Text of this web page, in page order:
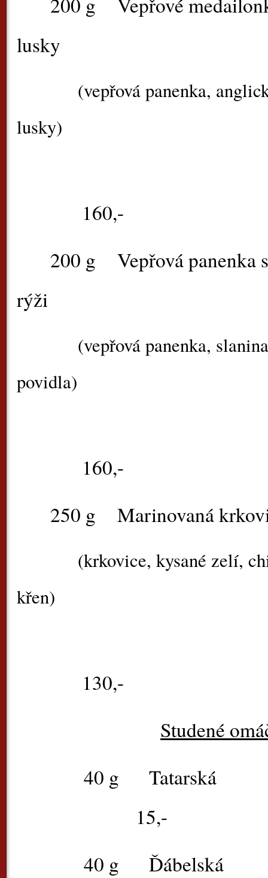
lusky
(vepřová panenka,
lusky)
160,-
200 g
Vepřová panenka
rýži
(vepřová panenka,
povidla)
160,-
250 g
Marinovaná
(krkovice, kysané zelí,
křen)
130,-
Studené
40 g
15,-
40 g